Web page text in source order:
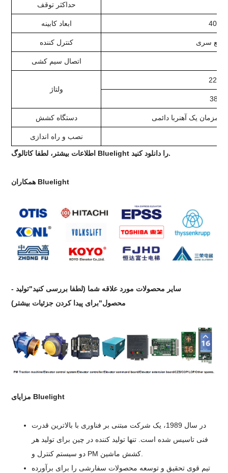
حداکثر توقف
ابعاد کابینه
کنترل کننده
اتصال سیم کشی
ولتاژ
دستگاه کشش یک آهنربا دائمی
نصب و راه اندازی
اطلاعات بیشتر، لطفا کاتالوگ Bluelight را دانلود کنید.
همکاران Bluelight
سایر محصولات مورد علاقه شما (لطفا بررسی کنید"تولید -
محصول"برای پیدا کردن جزئیات بیشتر)
مزایای Bluelight
در سال 1989، یک شرکت مبتنی بر فناوری با بالاترین قدرت
فنی تاسیس شده است. تنها تولید کننده در چین برای تولید هر
تیم قوی تحقیق و توسعه محصولات سفارشی را برای برآورده